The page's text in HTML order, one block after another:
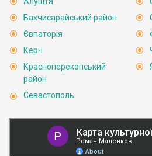
Бахчисарайський район
Євпаторія
Керч
Красноперекопський
район
Севастополь